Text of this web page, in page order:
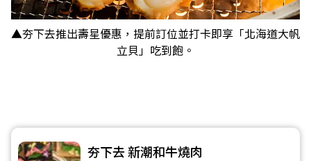
▲夯下去推出壽星優惠，提前訂位並打卡即享「北海道大帆
立貝」吃到飽。
夯下去 新潮和牛燒肉